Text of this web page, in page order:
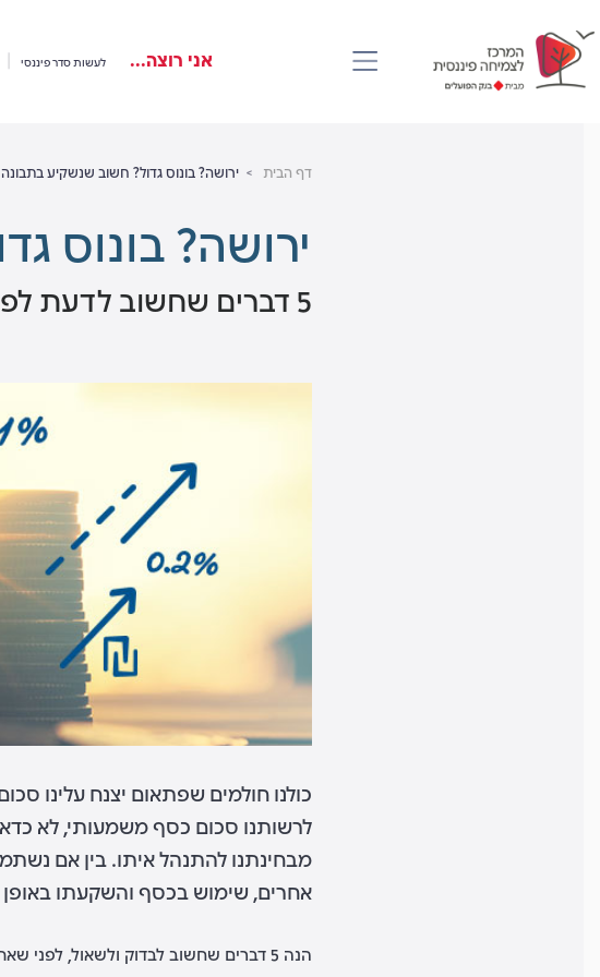
לראש
העמוד
to
main
content
to
footer
אני רוצה... לעשות סדר פיננסי
דף הבית ירושה? בונוס גדול? חשוב שנשקיע בתבונה
ירושה? בונוס
5 דברים שחשוב לדעת לפני שאנחנו משקיעים את הכסף שלנו
כולנו חולמים שפתאום יצנח עלינו
לרשותנו סכום כסף משמעותי, לא
מבחינתנו להתנהל איתו. בין אם
אחרים, שימוש בכסף והשקעתו באופן
הנה 5 דברים שחשוב לבדוק ולשאול, לפני שאתם מקבלים החלטה לגבי האופן שבו תתנהלו עם הכסף שלכם: